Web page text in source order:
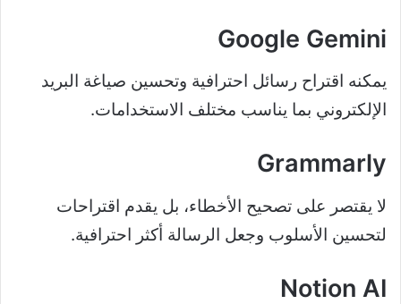
Google Gemini
يمكنه اقتراح رسائل احترافية وتحسين صياغة البريد
الإلكتروني بما يناسب مختلف الاستخدامات.
Grammarly
لا يقتصر على تصحيح الأخطاء، بل يقدم اقتراحات
لتحسين الأسلوب وجعل الرسالة أكثر احترافية.
Notion AI